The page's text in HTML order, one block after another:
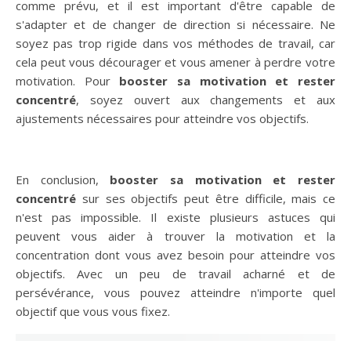
comme prévu, et il est important d'être capable de
s'adapter et de changer de direction si nécessaire. Ne
soyez pas trop rigide dans vos méthodes de travail, car
cela peut vous décourager et vous amener à perdre votre
motivation. Pour booster sa motivation et rester
concentré, soyez ouvert aux changements et aux
ajustements nécessaires pour atteindre vos objectifs.
En conclusion, booster sa motivation et rester
concentré sur ses objectifs peut être difficile, mais ce
n'est pas impossible. Il existe plusieurs astuces qui
peuvent vous aider à trouver la motivation et la
concentration dont vous avez besoin pour atteindre vos
objectifs. Avec un peu de travail acharné et de
persévérance, vous pouvez atteindre n'importe quel
objectif que vous vous fixez.